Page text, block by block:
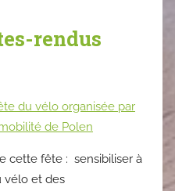
rendus
du vélo organisée par
de Polen
cette fête : sensibiliser à
vélo et des